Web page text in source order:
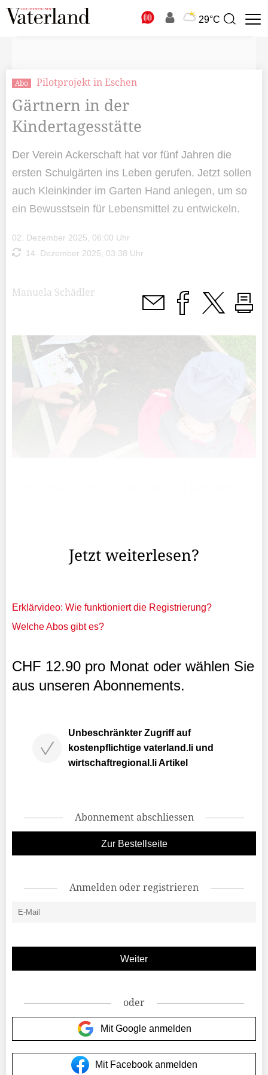
29°C
Suchbegriff
Abo Pilotprojekt in Eschen
Gärtnern in der
Kindertagesstätte
Der Verein Ackerschaft hat vor fünf Jahren die
ersten Schulgärten ins Leben gerufen. Jetzt sollen
auch Kleinkinder im Garten Hand anlegen, um so
ein Bewusstsein für Lebensmittel zu entwickeln.
02. Dezember 2025, 06:00 Uhr
14. Dezember 2025, 03:38 Uhr
Manuela Schädler
Jetzt weiterlesen?
Erklärvideo: Wie funktioniert die Registrierung?
Welche Abos gibt es?
CHF 12.90 pro Monat oder wählen Sie
aus unseren Abonnements.
Unbeschränkter Zugriff auf
kostenpflichtige vaterland.li und
wirtschaftregional.li Artikel
Abonnement abschliessen
Zur Bestellseite
Anmelden oder registrieren
oder
Mit Google anmelden
Mit Facebook anmelden